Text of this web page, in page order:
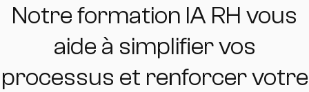
Notre formation IA RH vous
aide à simplifier vos
processus et renforcer votre